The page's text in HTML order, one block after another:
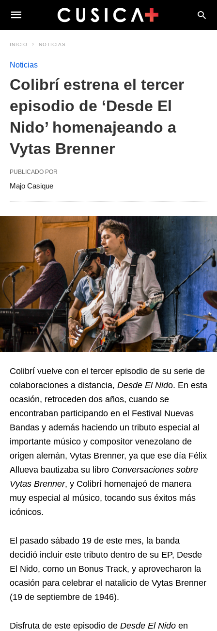
INICIO NOTICIAS
Noticias
Colibrí estrena el tercer
episodio de ‘Desde El
Nido’ homenajeando a
Vytas Brenner
PUBLICADO POR
Majo Casique
Colibrí vuelve con el tercer episodio de su serie de
colaboraciones a distancia, Desde El Nido. En esta
ocasión, retroceden dos años, cuando se
encontraban participando en el Festival Nuevas
Bandas y además haciendo un tributo especial al
importante músico y compositor venezolano de
origen alemán, Vytas Brenner, ya que ese día Félix
Allueva bautizaba su libro Conversaciones sobre
Vytas Brenner, y Colibrí homenajeó de manera
muy especial al músico, tocando sus éxitos más
icónicos.
El pasado sábado 19 de este mes, la banda
decidió incluir este tributo dentro de su EP, Desde
El Nido, como un Bonus Track, y aprovecharon la
ocasión para celebrar el natalicio de Vytas Brenner
(19 de septiembre de 1946).
Disfruta de este episodio de Desde El Nido en